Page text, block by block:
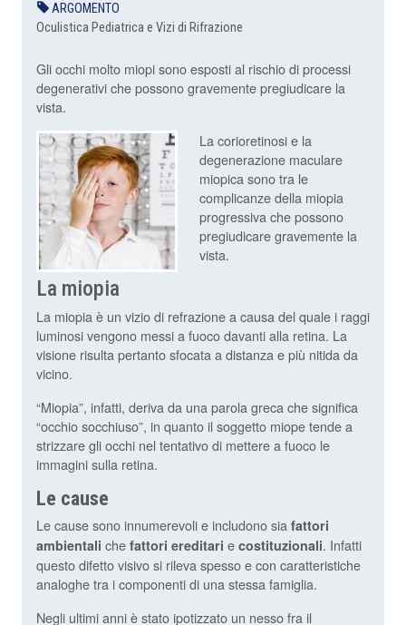
ARGOMENTO
Oculistica Pediatrica e Vizi di Rifrazione
Gli occhi molto miopi sono esposti al rischio di processi
degenerativi che possono gravemente pregiudicare la
vista.
La corioretinosi e la
degenerazione maculare
miopica sono tra le
complicanze della miopia
progressiva che possono
pregiudicare gravemente la
vista.
La miopia
La miopia è un vizio di refrazione a causa del quale i raggi
luminosi vengono messi a fuoco davanti alla retina. La
visione risulta pertanto sfocata a distanza e più nitida da
vicino.
“Miopia”, infatti, deriva da una parola greca che significa
“occhio socchiuso”, in quanto il soggetto miope tende a
strizzare gli occhi nel tentativo di mettere a fuoco le
immagini sulla retina.
Le cause
Le cause sono innumerevoli e includono sia fattori
ambientali che fattori ereditari e costituzionali. Infatti
questo difetto visivo si rileva spesso e con caratteristiche
analoghe tra i componenti di una stessa famiglia.
Negli ultimi anni è stato ipotizzato un nesso fra il